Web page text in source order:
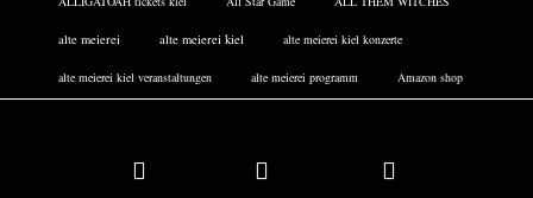
alte meierei alte meierei kiel alte meierei kiel konzerte
alte meierei kiel veranstaltungen alte meierei programm Amazon shop